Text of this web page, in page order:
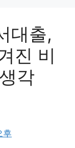
대출,
진 비
각
후